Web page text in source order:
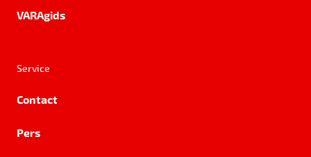
VARAgids
Service
Contact
Pers